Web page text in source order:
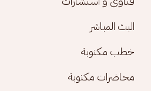
البث المباشر
خطب مكتوبة
محاضرات مكتوبة